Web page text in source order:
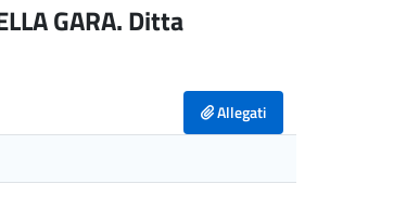
GARA. Ditta
Allegati